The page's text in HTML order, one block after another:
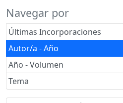
Navegar por
Últimas Incorporaciones
Autor/a - Año
Año - Volumen
Tema